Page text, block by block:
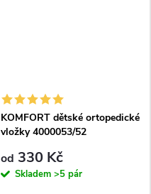
KOMFORT dětské ortopedické
vložky 4000053/52
od 330 Kč
Skladem >5 pár